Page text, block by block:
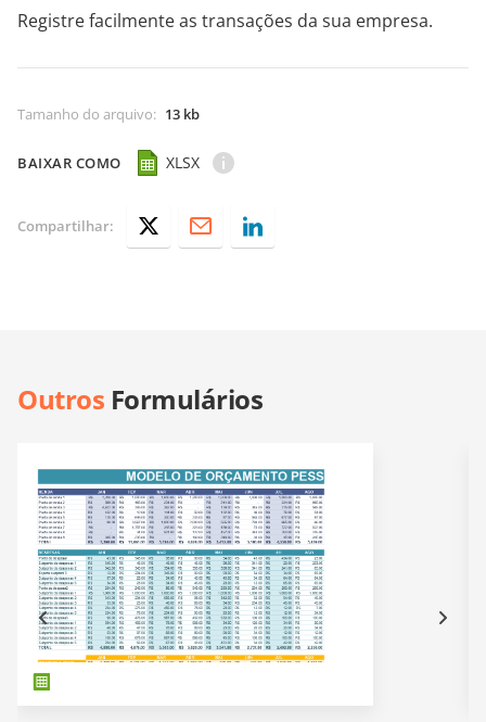
Registre facilmente as transações da sua empresa.
Tamanho do arquivo: 13 kb
BAIXAR COMO XLSX
Compartilhar:
Outros Formulários